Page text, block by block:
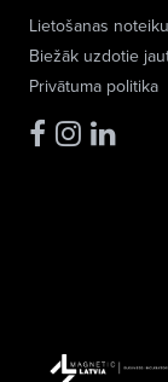
Lietošanas
Biežāk uzdotie
Privātuma politika